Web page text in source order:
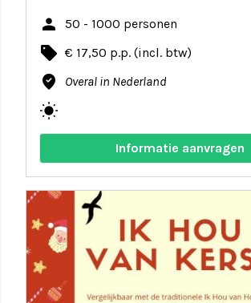
person 50 - 1000 personen
local_offer € 17,50 p.p. (incl. btw)
where_to_vote Overal in Nederland
wb_sunny
Informatie aanvragen